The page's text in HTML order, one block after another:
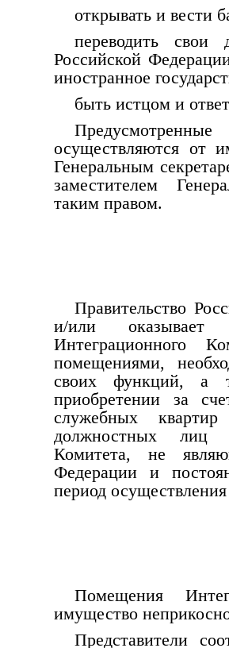
открывать и вести
переводить свои
Российской
иностранное
быть истцом и
осуществляются от
Генеральным
заместителем
таким правом.
Правительство
и/или оказывает
Интеграционного
помещениями,
своих функций, а
приобретении за
служебных
должностных лиц
Комитета, не
Федерации и
период
Помещения
имущество
Представители